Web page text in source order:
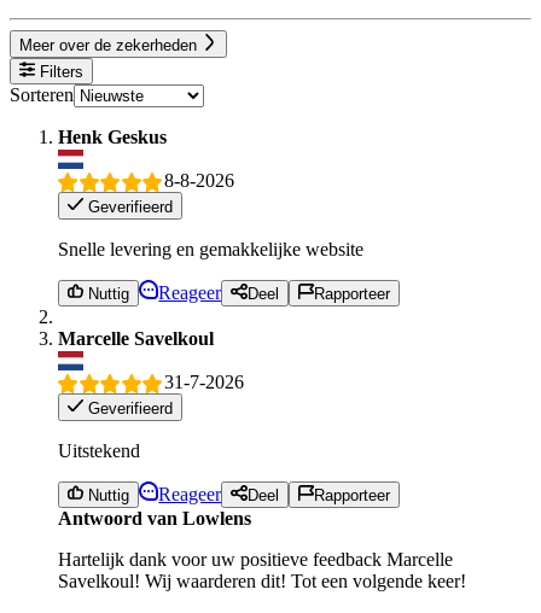
Meer over de zekerheden
Filters
Sorteren
Henk Geskus
8-8-2026
Geverifieerd
Snelle levering en gemakkelijke website
Nuttig Reageer Deel Rapporteer
Marcelle Savelkoul
31-7-2026
Geverifieerd
Uitstekend
Nuttig Reageer Deel Rapporteer
Antwoord van Lowlens
Hartelijk dank voor uw positieve feedback Marcelle
Savelkoul! Wij waarderen dit! Tot een volgende keer!